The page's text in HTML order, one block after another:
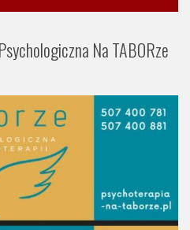
Na TABORze